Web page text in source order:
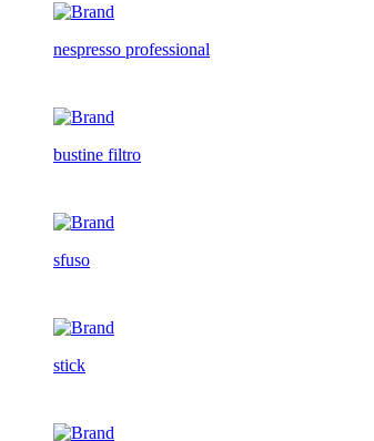
nespresso professional
bustine filtro
sfuso
stick